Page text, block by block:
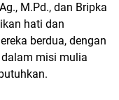
M.Pd., dan Bripka
hati dan
berdua, dengan
misi mulia